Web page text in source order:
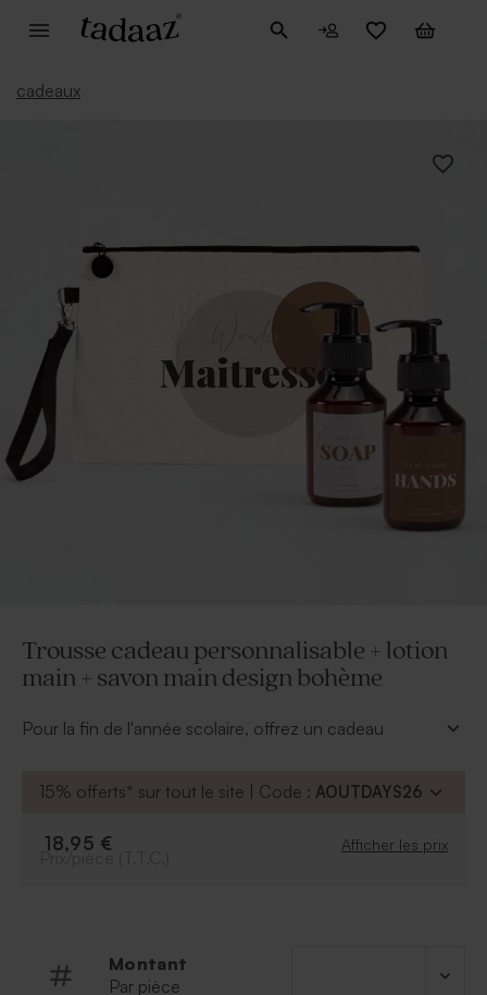
cadeaux
Trousse cadeau personnalisable + lotion
main + savon main design bohème
Pour la fin de l'année scolaire, offrez un cadeau
l'intérieur de la trousse, la maitresse pourra y découvrir
liquide main au doux parfum de calendula et de
maitresse, personnalisez la trousse avec le prénom de
15% offerts* sur tout le site | Code : AOUTDAYS26
18,95 € Afficher les prix
Montant
Par pièce